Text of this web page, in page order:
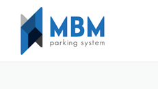
Skip to content